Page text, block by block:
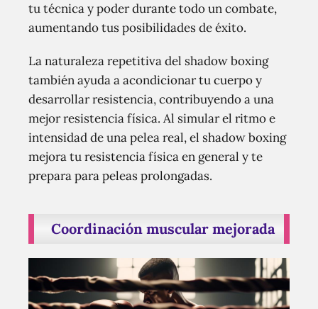
tu técnica y poder durante todo un combate,
aumentando tus posibilidades de éxito.
La naturaleza repetitiva del shadow boxing
también ayuda a acondicionar tu cuerpo y
desarrollar resistencia, contribuyendo a una
mejor resistencia física. Al simular el ritmo e
intensidad de una pelea real, el shadow boxing
mejora tu resistencia física en general y te
prepara para peleas prolongadas.
Coordinación muscular mejorada